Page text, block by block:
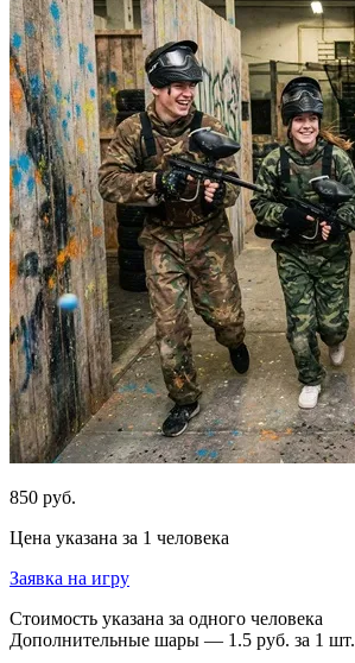
850 руб.
Цена указана за 1 человека
Заявка на игру
Стоимость указана за одного человека
Дополнительные шары — 1.5 руб. за 1 шт.